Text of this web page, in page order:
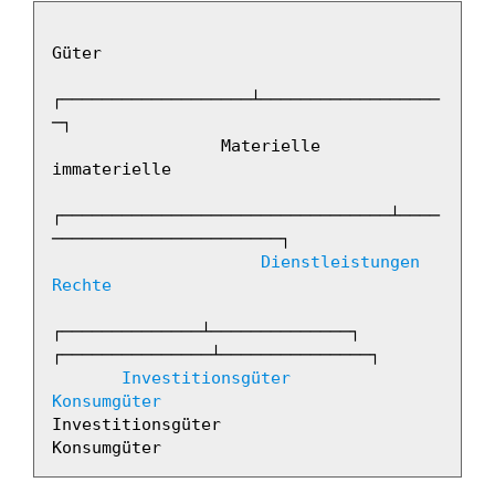
Güter
┌───────────────────┴──────────────────
─┐
immaterielle
┌─────────────────────────────────┴────
───────────────────────┐
Dienstleistungen
Rechte
┌──────────────┴──────────────┐
┌───────────────┴───────────────┐
Investitionsgüter
Konsumgüter
Investitionsgüter
Konsumgüter